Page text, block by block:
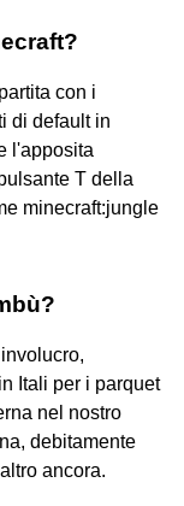
con i
di default in
l'apposita
T della
minecraft:jungle
Itali per i parquet
nel nostro
debitamente
ancora.